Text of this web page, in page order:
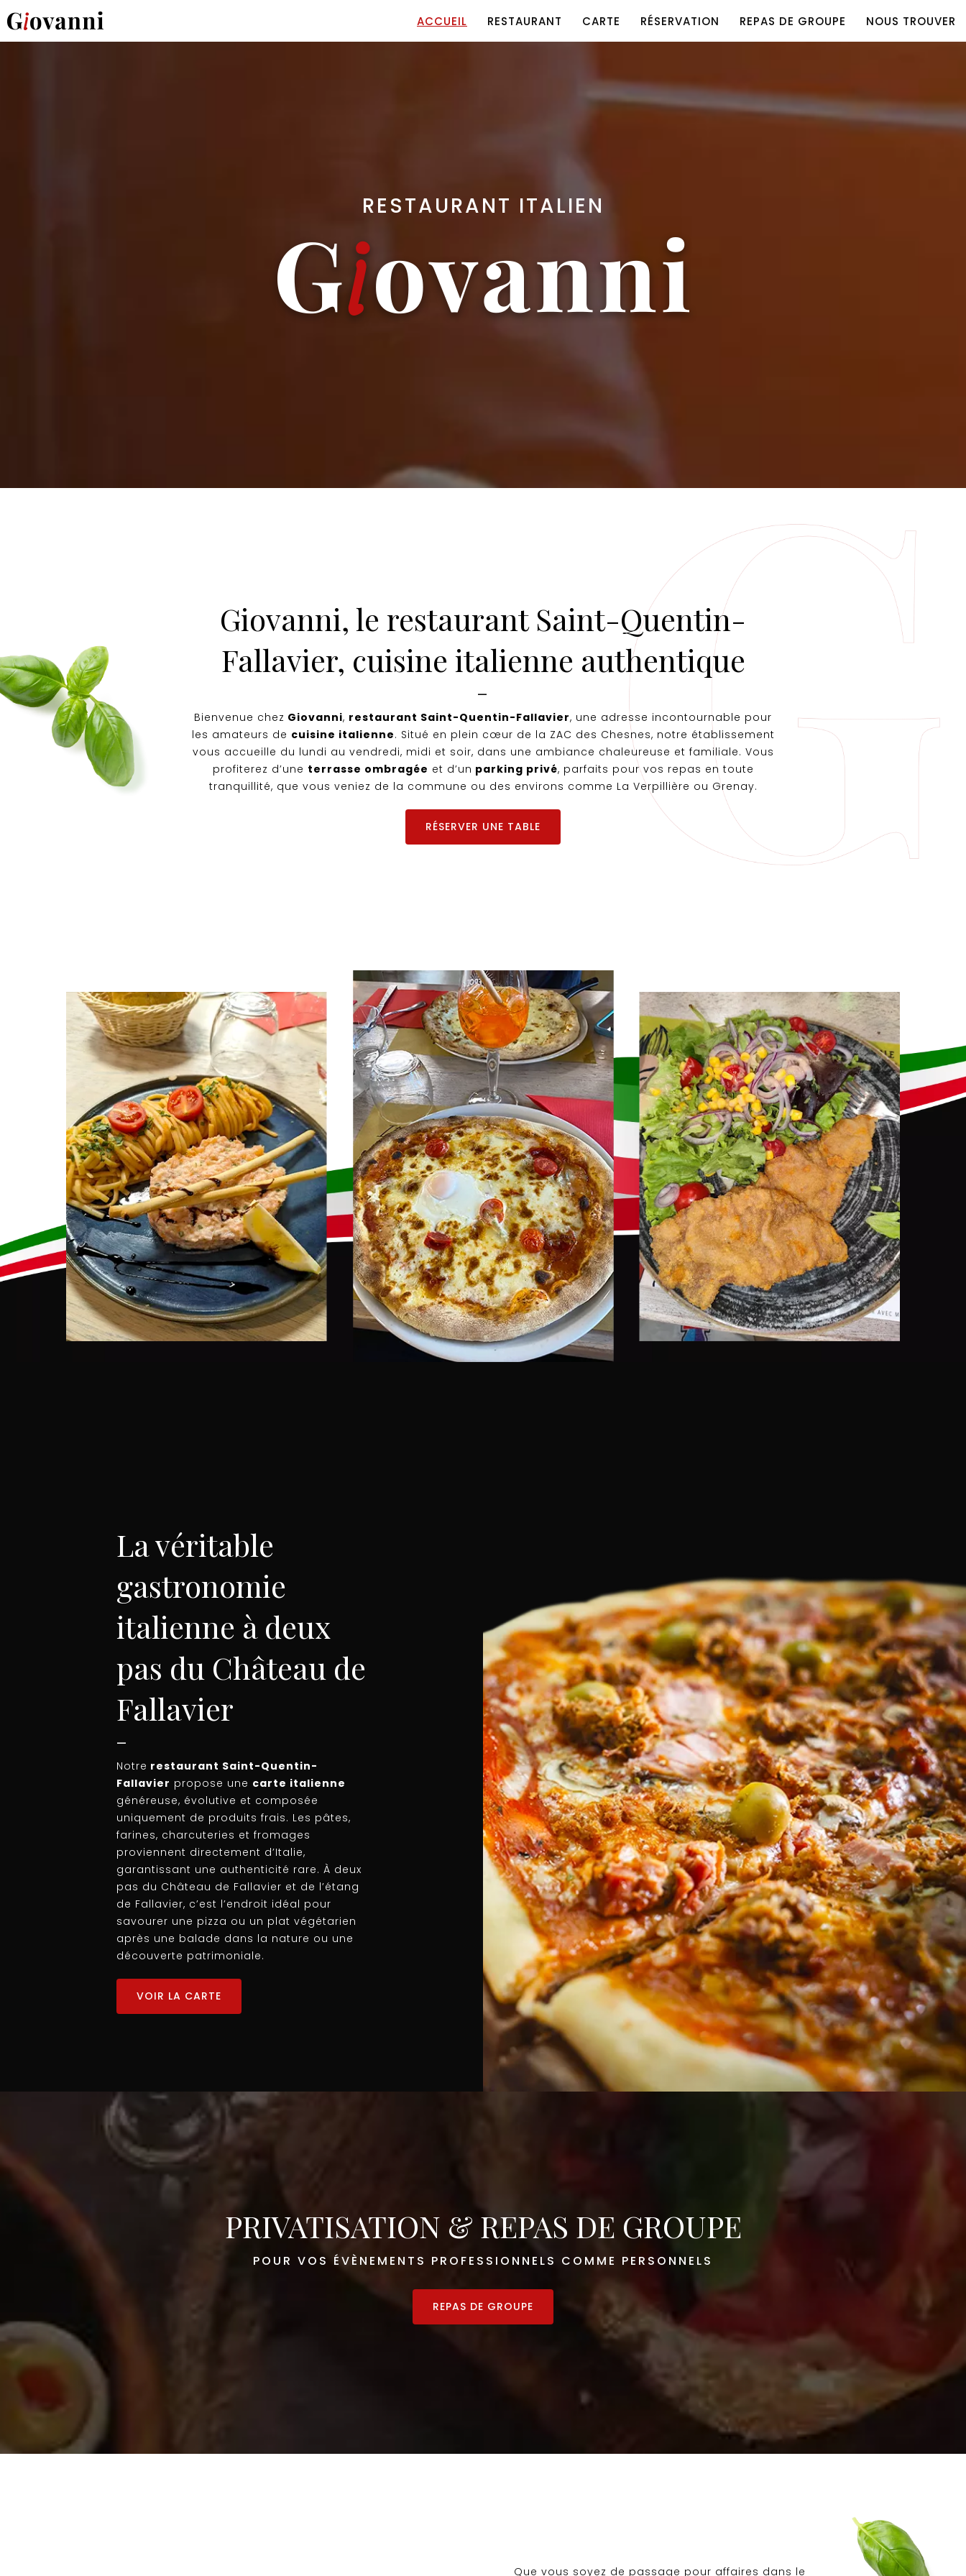
ACCUEIL RESTAURANT CARTE RÉSERVATION REPAS DE GROUPE NOUS TROUVER
RESTAURANT ITALIEN
Giovanni, le restaurant Saint-Quentin-
Fallavier, cuisine italienne authentique
—
Bienvenue chez Giovanni, restaurant Saint-Quentin-Fallavier, une adresse incontournable pour
les amateurs de cuisine italienne. Situé en plein cœur de la ZAC des Chesnes, notre établissement
vous accueille du lundi au vendredi, midi et soir, dans une ambiance chaleureuse et familiale. Vous
profiterez d’une terrasse ombragée et d’un parking privé, parfaits pour vos repas en toute
tranquillité, que vous veniez de la commune ou des environs comme La Verpillière ou Grenay.
RÉSERVER UNE TABLE
La véritable
gastronomie
italienne à deux
pas du Château de
Fallavier
—
Notre restaurant Saint-Quentin-
Fallavier propose une carte italienne
généreuse, évolutive et composée
uniquement de produits frais. Les pâtes,
farines, charcuteries et fromages
proviennent directement d’Italie,
garantissant une authenticité rare. À deux
pas du Château de Fallavier et de l’étang
de Fallavier, c’est l’endroit idéal pour
savourer une pizza ou un plat végétarien
après une balade dans la nature ou une
découverte patrimoniale.
VOIR LA CARTE
PRIVATISATION & REPAS DE GROUPE
POUR VOS ÉVÈNEMENTS PROFESSIONNELS COMME PERSONNELS
REPAS DE GROUPE
Que vous soyez de passage pour affaires dans le